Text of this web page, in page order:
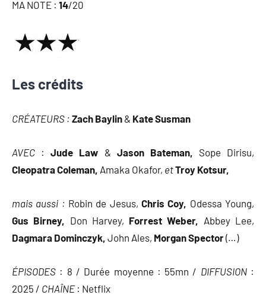
MA NOTE : 14/20
Les crédits
CRÉATEURS : Zach Baylin & Kate Susman
AVEC :Jude Law & Jason Bateman, Sope Dirisu,
Cleopatra Coleman, Amaka Okafor, etTroy Kotsur,
mais aussi : Robin de Jesus, Chris Coy, Odessa Young,
Gus Birney,
Don Harvey, Forrest Weber, Abbey Lee,
Dagmara Dominczyk, John Ales, Morgan Spector(…)
ÉPISODES : 8 / Durée moyenne : 55mn / DIFFUSION :
2025 / CHAÎNE : Netflix